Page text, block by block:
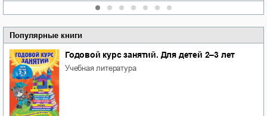
Популярные книги
Годовой курс занятий. Для детей 2–3 лет
учебная литература